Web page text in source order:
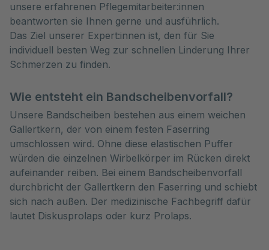
unsere erfahrenen Pflegemitarbeiter:innen
beantworten sie Ihnen gerne und ausführlich.
Das Ziel unserer Expert:innen ist, den für Sie
individuell besten Weg zur schnellen Linderung Ihrer
Schmerzen zu finden.
Wie entsteht ein Bandscheibenvorfall?
Unsere Bandscheiben bestehen aus einem weichen
Gallertkern, der von einem festen Faserring
umschlossen wird. Ohne diese elastischen Puffer
würden die einzelnen Wirbelkörper im Rücken direkt
aufeinander reiben. Bei einem Bandscheibenvorfall
durchbricht der Gallertkern den Faserring und schiebt
sich nach außen. Der medizinische Fachbegriff dafür
lautet Diskusprolaps oder kurz Prolaps.